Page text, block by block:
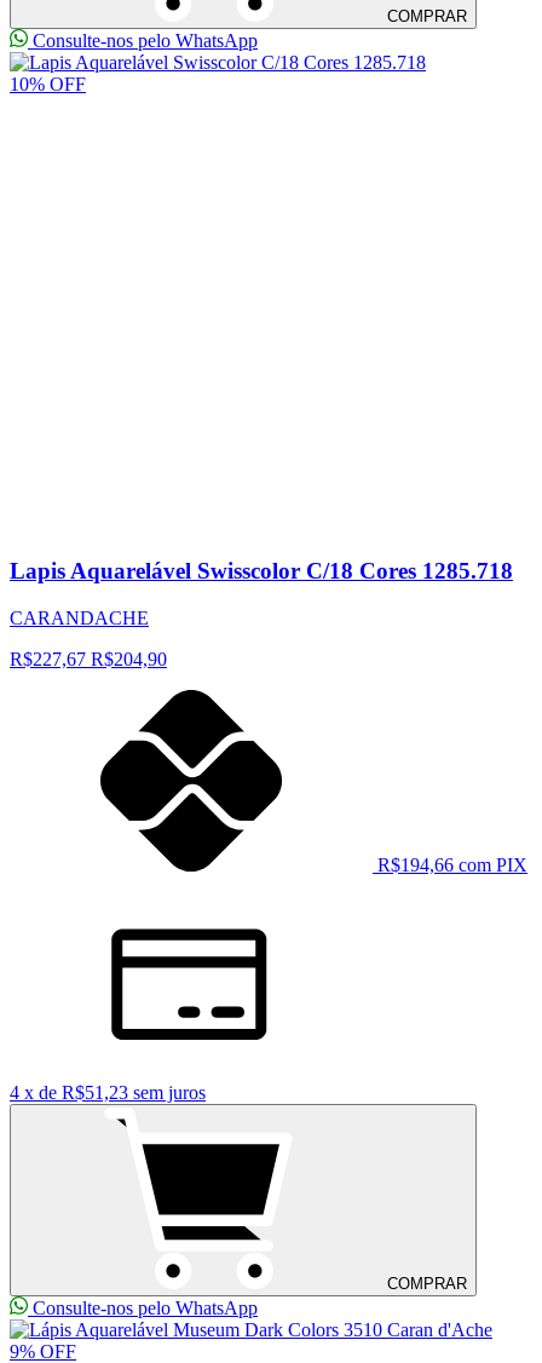
COMPRAR
Consulte-nos pelo WhatsApp
10% OFF
Lapis Aquarelável Swisscolor C/18 Cores 1285.718
CARANDACHE
R$227,67 R$204,90
R$194,66 com PIX
4 x de R$51,23 sem juros
COMPRAR
Consulte-nos pelo WhatsApp
9% OFF